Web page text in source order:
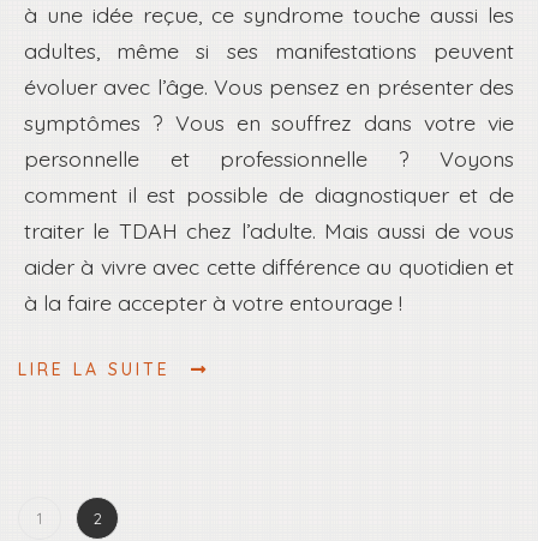
à une idée reçue, ce syndrome touche aussi les
adultes, même si ses manifestations peuvent
évoluer avec l’âge. Vous pensez en présenter des
symptômes ? Vous en souffrez dans votre vie
personnelle et professionnelle ? Voyons
comment il est possible de diagnostiquer et de
traiter le TDAH chez l’adulte. Mais aussi de vous
aider à vivre avec cette différence au quotidien et
à la faire accepter à votre entourage !
LIRE LA SUITE
1 2
(current)